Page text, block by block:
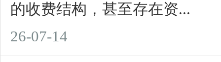
的收费结构，甚至存在资...
26-07-14